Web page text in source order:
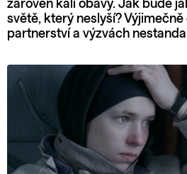
zároveň kalí obavy. Jak bude
světě, který neslyší?
partnerství a výzvách